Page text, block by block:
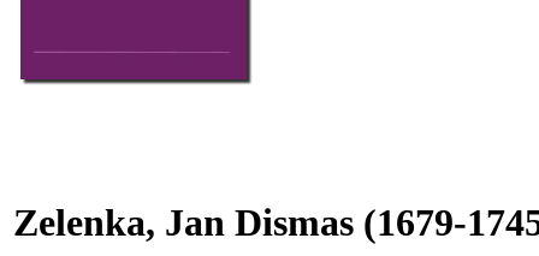
Zelenka, Jan Dismas (1679-